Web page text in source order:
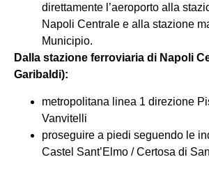
direttamente l’aeroporto alla
Napoli Centrale e alla stazione
Municipio.
Dalla stazione ferroviaria di Napoli
Garibaldi):
metropolitana linea 1 direzione
Vanvitelli
proseguire a piedi seguendo le
Castel Sant’Elmo / Certosa di